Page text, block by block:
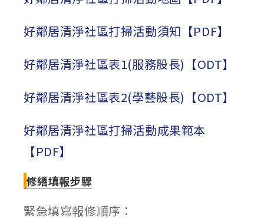
好鄰居清淨社區打掃活動須知【PDF】
好鄰居清淨社區表1(服務股長)【ODT】
好鄰居清淨社區表2(學藝股長)【ODT】
好鄰居清淨社區打掃活動成果範本
【PDF】
修繕填報步驟
緊急填寫報修順序：